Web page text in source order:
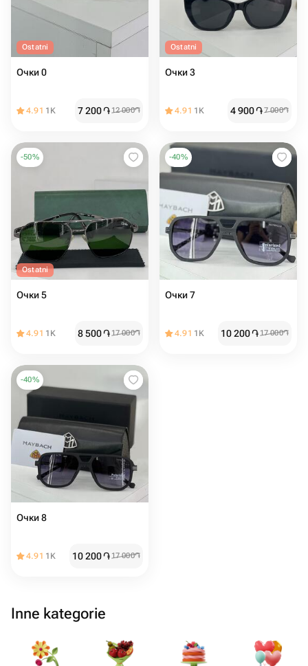
Ostatni
Очки 0
4.91 1K 7 200֏12 000֏
Ostatni
Очки 3
4.91 1K 4 900֏7 000֏
-50%
Ostatni
Очки 5
4.91 1K 8 500֏17 000֏
-40%
Очки 7
4.91 1K 10 200֏17 000֏
-40%
Очки 8
4.91 1K 10 200֏17 000֏
Inne kategorie